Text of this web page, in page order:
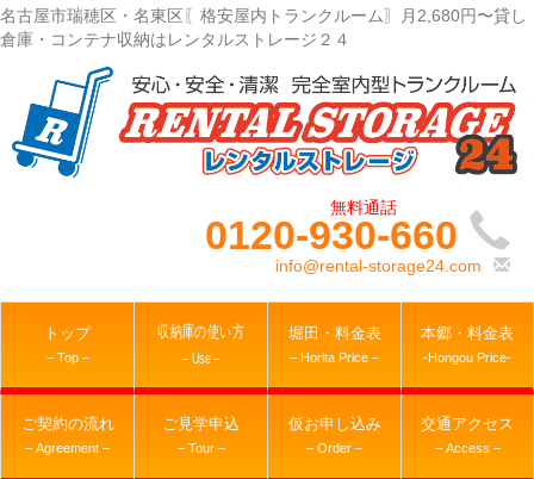
名古屋市瑞穂区・名東区〖格安屋内トランクルーム〗月2,680円〜貸し
倉庫・コンテナ収納はレンタルストレージ２４
0120-930-660
info@rental-storage24.com
トップ
– Top –
収納庫の使い方
– Use –
堀田・料金表
– Horita Price –
本郷・料金表
-Hongou Price-
ご契約の流れ
– Agreement –
ご見学申込
– Tour –
仮お申し込み
– Order –
交通アクセス
– Access –